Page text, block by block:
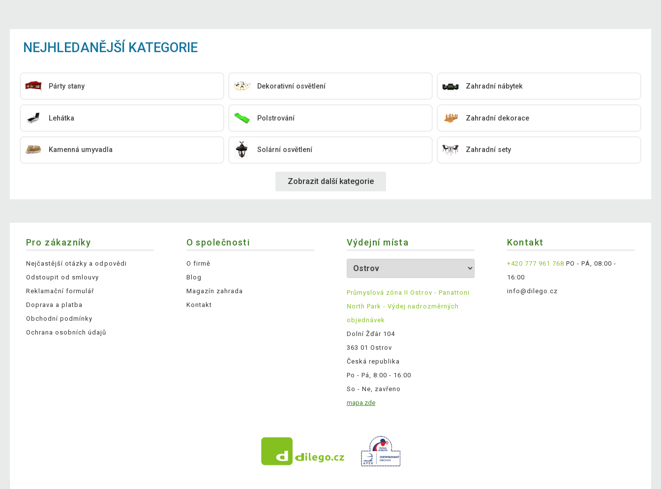
NEJHLEDANĚJŠÍ KATEGORIE
Párty stany Dekorativní osvětlení Zahradní nábytek
Lehátka Polstrování Zahradní dekorace
Kamenná umyvadla Solární osvětlení Zahradní sety
Zobrazit další kategorie
Pro zákazníky
Nejčastější otázky a odpovědi
Odstoupit od smlouvy
Reklamační formulář
Doprava a platba
Obchodní podmínky
Ochrana osobních údajů
O společnosti
O firmě
Blog
Magazín zahrada
Kontakt
Výdejní místa
Průmyslová zóna II Ostrov - Panattoni
North Park - Výdej nadrozměrných
objednávek
Dolní Žďár 104
363 01 Ostrov
Česká republika
Po - Pá, 8:00 - 16:00
So - Ne, zavřeno
mapa zde
Kontakt
+420 777 961 768 PO - PÁ, 08:00 -
16:00
info@dilego.cz